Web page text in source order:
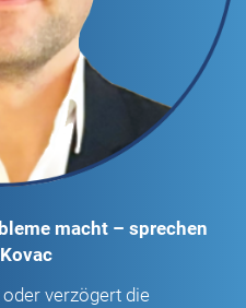
macht – sprechen
verzögert die